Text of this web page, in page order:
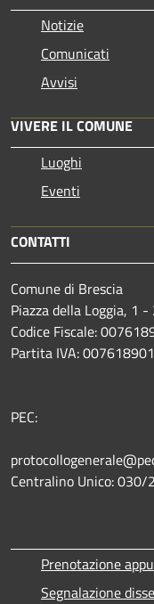
Notizie
Comunicati
Avvisi
VIVERE IL COMUNE
Luoghi
Eventi
CONTATTI
Comune di Brescia
Piazza della Loggia, 1
Codice Fiscale:
Partita IVA:
PEC:
Centralino Unico: 030/
Prenotazione
Segnalazione